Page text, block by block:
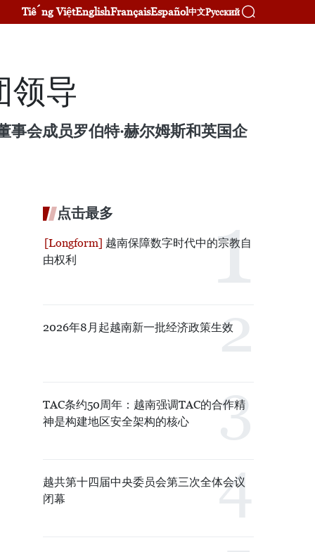
Tiếng ViệtEnglishFrançaisEspañol中文Русский
领导
事会成员罗伯特·赫尔姆斯和英国企
点击最多
越南保障数字时代中的宗教自
由权利
2026年8月起越南新一批经济政策生效
TAC条约50周年：越南强调TAC的合作精
神是构建地区安全架构的核心
越共第十四届中央委员会第三次全体会议
闭幕